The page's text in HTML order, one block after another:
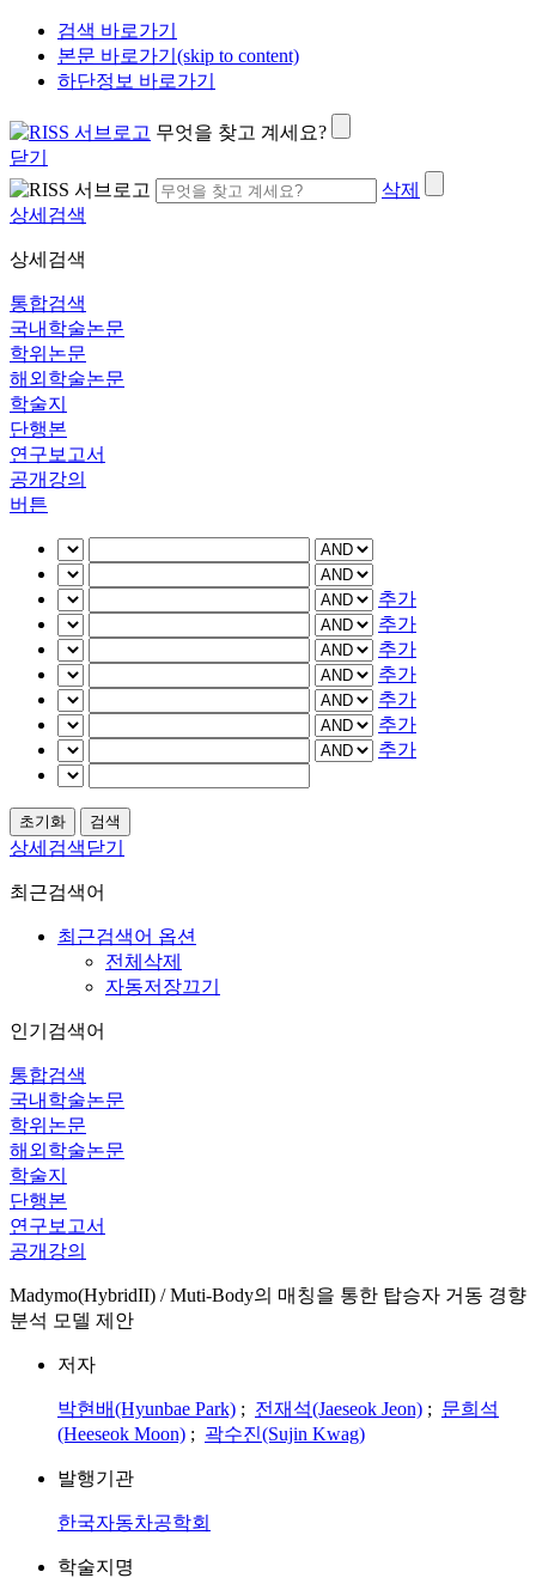
검색 바로가기
본문 바로가기(skip to content)
하단정보 바로가기
무엇을 찾고 계세요?
닫기
삭제
상세검색
상세검색
통합검색
국내학술논문
학위논문
해외학술논문
학술지
단행본
연구보고서
공개강의
버튼
추가
추가
추가
추가
추가
추가
추가
상세검색닫기
최근검색어
최근검색어 옵션
전체삭제
자동저장끄기
인기검색어
통합검색
국내학술논문
학위논문
해외학술논문
학술지
단행본
연구보고서
공개강의
Madymo(HybridII) / Muti-Body의 매칭을 통한 탑승자 거동 경향
분석 모델 제안
저자
박현배(Hyunbae Park) ; 전재석(Jaeseok Jeon) ; 문희석
(Heeseok Moon) ; 곽수진(Sujin Kwag)
발행기관
한국자동차공학회
학술지명